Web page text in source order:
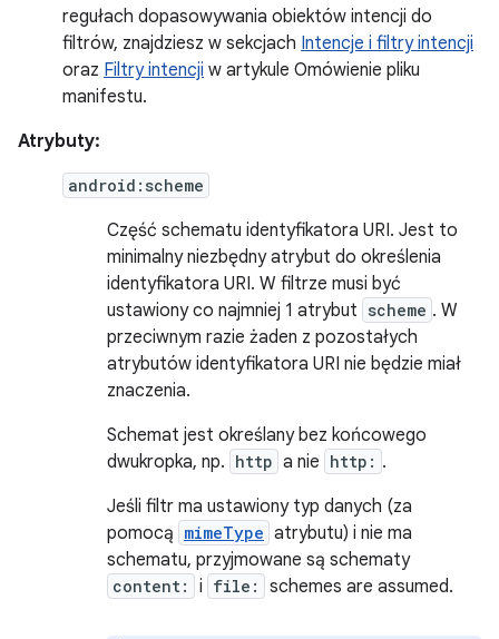
regułach dopasowywania obiektów intencji do
filtrów, znajdziesz w sekcjach Intencje i filtry intencji
oraz Filtry intencji w artykule Omówienie pliku
manifestu.
Atrybuty:
android:scheme
Część schematu identyfikatora URI. Jest to
minimalny niezbędny atrybut do określenia
identyfikatora URI. W filtrze musi być
ustawiony co najmniej 1 atrybut scheme . W
przeciwnym razie żaden z pozostałych
atrybutów identyfikatora URI nie będzie miał
znaczenia.
Schemat jest określany bez końcowego
dwukropka, np. http a nie http: .
Jeśli filtr ma ustawiony typ danych (za
pomocą mimeType atrybutu) i nie ma
schematu, przyjmowane są schematy
content: i file: schemes are assumed.